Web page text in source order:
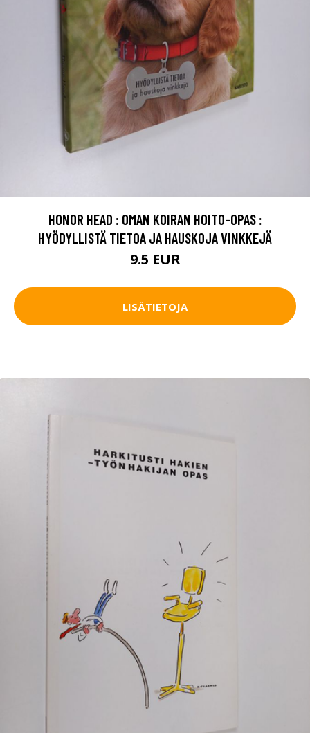
HONOR HEAD : OMAN KOIRAN HOITO-OPAS :
HYÖDYLLISTÄ TIETOA JA HAUSKOJA VINKKEJÄ
9.5 EUR
LISÄTIETOJA